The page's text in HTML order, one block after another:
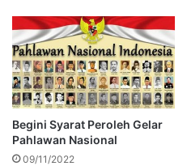
Begini Syarat Peroleh Gelar
Pahlawan Nasional
09/11/2022